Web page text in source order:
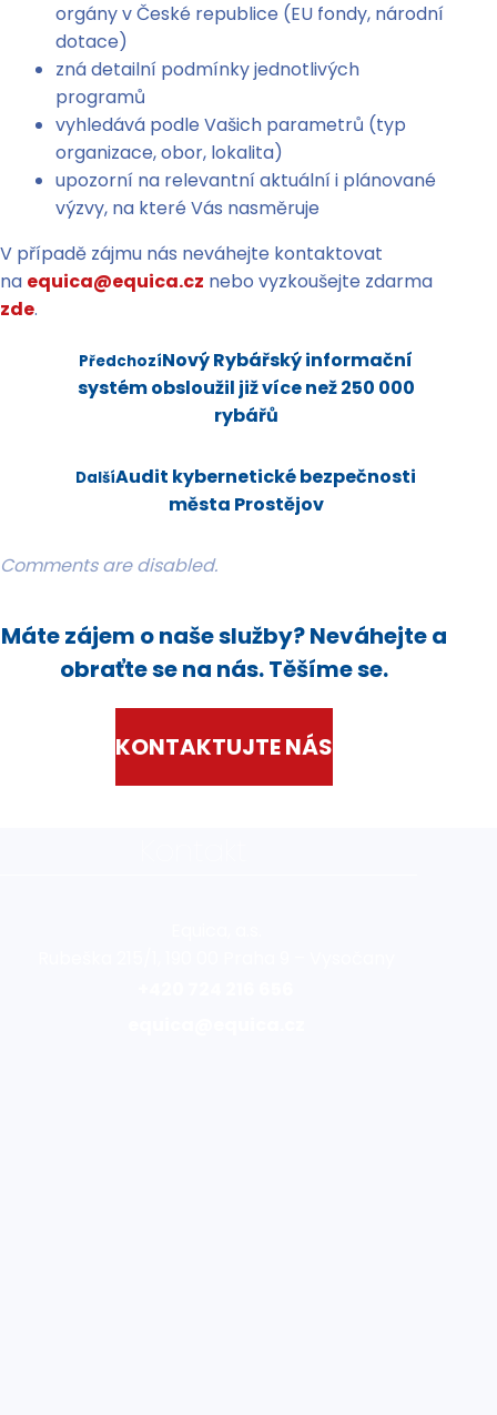
orgány v České republice (EU fondy, národní
dotace)
zná detailní podmínky jednotlivých
programů
vyhledává podle Vašich parametrů (typ
organizace, obor, lokalita)
upozorní na relevantní aktuální i plánované
výzvy, na které Vás nasměruje
V případě zájmu nás neváhejte kontaktovat
na equica@equica.cz nebo vyzkoušejte zdarma
zde.
PředchozíNový Rybářský informační
systém obsloužil již více než 250 000
rybářů
DalšíAudit kybernetické bezpečnosti
města Prostějov
Comments are disabled.
Máte zájem o naše služby? Neváhejte a
obraťte se na nás. Těšíme se.
KONTAKTUJTE NÁS